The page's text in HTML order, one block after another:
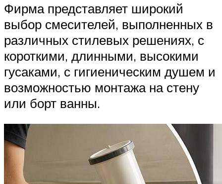
Фирма представляет широкий
выбор смесителей, выполненных в
различных стилевых решениях, с
короткими, длинными, высокими
гусаками, с гигиеническим душем и
возможностью монтажа на стену
или борт ванны.